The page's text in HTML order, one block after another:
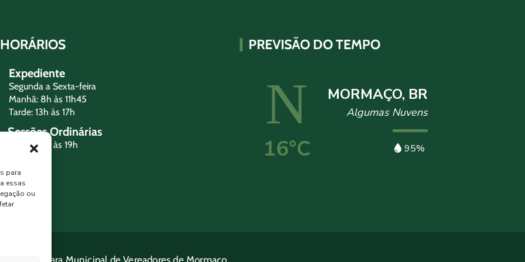
para
essas
ou
HORÁRIOS
Expediente
Segunda a Sexta-feira
Manhã: 8h às 11h45
Tarde: 13h às 17h
Sessões Ordinárias
Terça-feira às 19h
PREVISÃO DO TEMPO
MORMAÇO, BR
Algumas Nuvens
95%
16°C
2025 • Câmara Municipal de Vereadores de Mormaço.